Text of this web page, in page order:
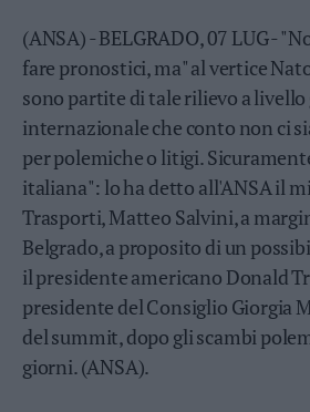
Sarca
–
Ledro
Lavis
–
Rotaliana
Valle
Laghi
Valsugana
–
Primiero
Vallagarina
Non
–
(ANSA) - BELGRADO, 07 LUG -
fare pronostici, ma" al vertice
sono partite di tale rilievo a
internazionale che conto non ci
per polemiche o litigi.
italiana": lo ha detto all'ANSA il
Trasporti, Matteo Salvini, a
Belgrado, a proposito di un
il presidente americano Donald
presidente del Consiglio Giorgia
del summit, dopo gli scambi
giorni. (ANSA).